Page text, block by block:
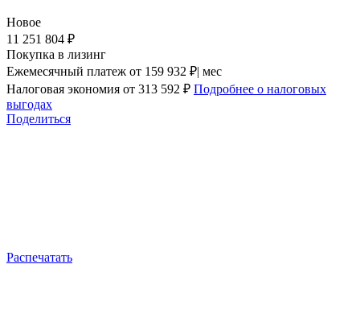
Новое
11 251 804 ₽
Покупка в лизинг
Ежемесячный платеж от 159 932 ₽| мес
Налоговая экономия от 313 592 ₽ Подробнее о налоговых
выгодах
Поделиться
Распечатать